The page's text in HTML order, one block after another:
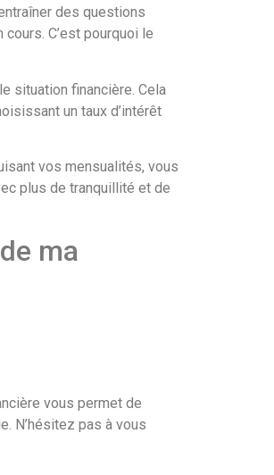
des questions
C’est pourquoi le
situation financière. Cela
un taux d’intérêt
vos mensualités, vous
plus de tranquillité et de
ma
vous permet de
N’hésitez pas à vous